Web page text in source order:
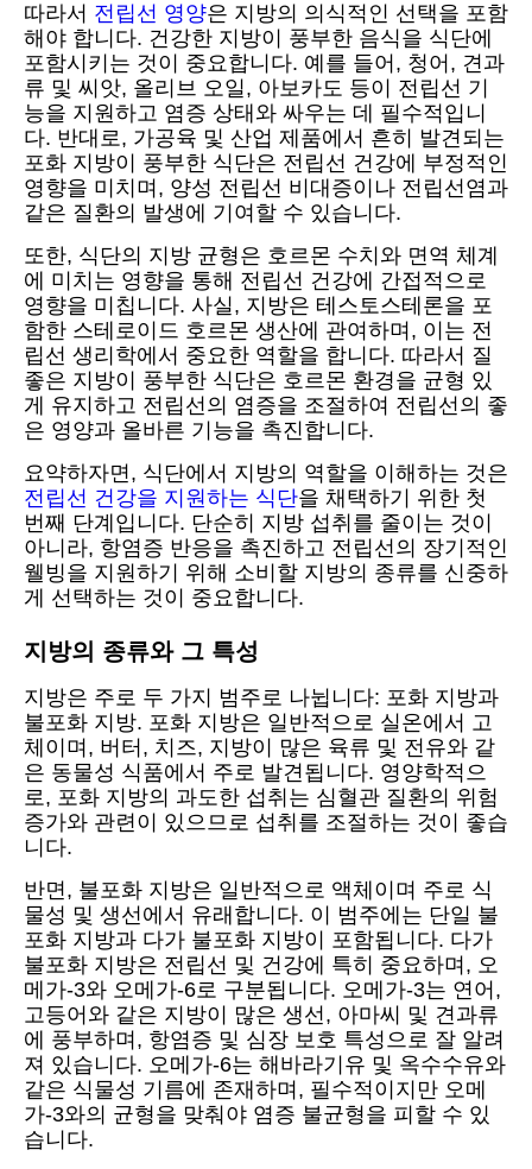
따라서 전립선 영양은 지방의 의식적인 선택을 포함
해야 합니다. 건강한 지방이 풍부한 음식을 식단에
포함시키는 것이 중요합니다. 예를 들어, 청어, 견과
류 및 씨앗, 올리브 오일, 아보카도 등이 전립선 기
능을 지원하고 염증 상태와 싸우는 데 필수적입니
다. 반대로, 가공육 및 산업 제품에서 흔히 발견되는
포화 지방이 풍부한 식단은 전립선 건강에 부정적인
영향을 미치며, 양성 전립선 비대증이나 전립선염과
같은 질환의 발생에 기여할 수 있습니다.
또한, 식단의 지방 균형은 호르몬 수치와 면역 체계
에 미치는 영향을 통해 전립선 건강에 간접적으로
영향을 미칩니다. 사실, 지방은 테스토스테론을 포
함한 스테로이드 호르몬 생산에 관여하며, 이는 전
립선 생리학에서 중요한 역할을 합니다. 따라서 질
좋은 지방이 풍부한 식단은 호르몬 환경을 균형 있
게 유지하고 전립선의 염증을 조절하여 전립선의 좋
은 영양과 올바른 기능을 촉진합니다.
요약하자면, 식단에서 지방의 역할을 이해하는 것은
전립선 건강을 지원하는 식단을 채택하기 위한 첫
번째 단계입니다. 단순히 지방 섭취를 줄이는 것이
아니라, 항염증 반응을 촉진하고 전립선의 장기적인
웰빙을 지원하기 위해 소비할 지방의 종류를 신중하
게 선택하는 것이 중요합니다.
지방의 종류와 그 특성
지방은 주로 두 가지 범주로 나뉩니다: 포화 지방과
불포화 지방. 포화 지방은 일반적으로 실온에서 고
체이며, 버터, 치즈, 지방이 많은 육류 및 전유와 같
은 동물성 식품에서 주로 발견됩니다. 영양학적으
로, 포화 지방의 과도한 섭취는 심혈관 질환의 위험
증가와 관련이 있으므로 섭취를 조절하는 것이 좋습
니다.
반면, 불포화 지방은 일반적으로 액체이며 주로 식
물성 및 생선에서 유래합니다. 이 범주에는 단일 불
포화 지방과 다가 불포화 지방이 포함됩니다. 다가
불포화 지방은 전립선 및 건강에 특히 중요하며, 오
메가-3와 오메가-6로 구분됩니다. 오메가-3는 연어,
고등어와 같은 지방이 많은 생선, 아마씨 및 견과류
에 풍부하며, 항염증 및 심장 보호 특성으로 잘 알려
져 있습니다. 오메가-6는 해바라기유 및 옥수수유와
같은 식물성 기름에 존재하며, 필수적이지만 오메
가-3와의 균형을 맞춰야 염증 불균형을 피할 수 있
습니다.